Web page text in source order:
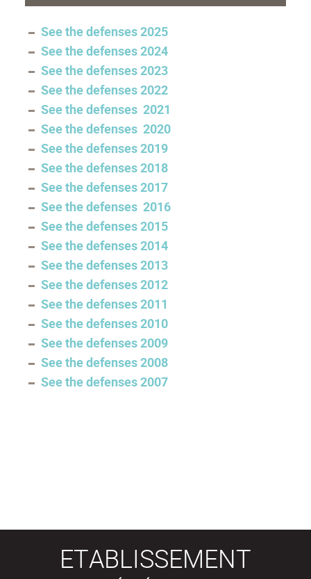
See the defenses 2025
See the defenses 2024
See the defenses 2023
See the defenses 2022
See the defenses 2021
See the defenses 2020
See the defenses 2019
See the defenses 2018
See the defenses 2017
See the defenses 2016
See the defenses 2015
See the defenses 2014
See the defenses 2013
See the defenses 2012
See the defenses 2011
See the defenses 2010
See the defenses 2009
See the defenses 2008
See the defenses 2007
ETABLISSEMENT